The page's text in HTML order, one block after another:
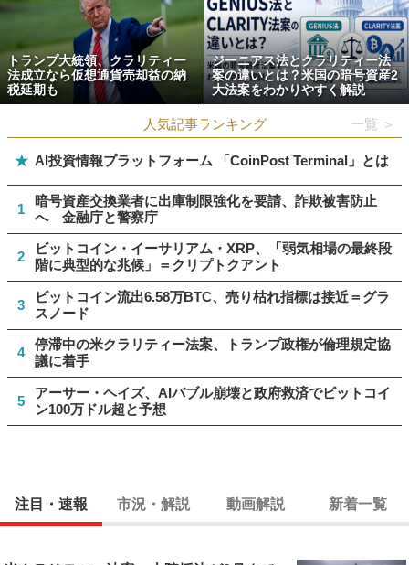
トランプ大統領、クラリティー
法成立なら仮想通貨売却益の納
税延期も
ジーニアス法とクラリティー法
案の違いとは？米国の暗号資産2
大法案をわかりやすく解説
人気記事ランキング 一覧 ＞
★ AI投資情報プラットフォーム 「CoinPost Terminal」とは
1
暗号資産交換業者に出庫制限強化を要請、詐欺被害防止
へ 金融庁と警察庁
2
ビットコイン・イーサリアム・XRP、「弱気相場の最終段
階に典型的な兆候」＝クリプトクアント
3
ビットコイン流出6.58万BTC、売り枯れ指標は接近＝グラ
スノード
4
停滞中の米クラリティー法案、トランプ政権が倫理規定協
議に着手
5
アーサー・ヘイズ、AIバブル崩壊と政府救済でビットコイ
ン100万ドル超と予想
注目・速報 市況・解説 動画解説 新着一覧